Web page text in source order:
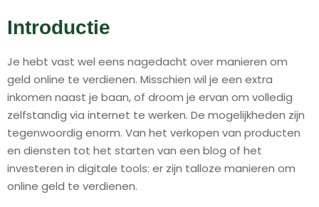
Introductie
Je hebt vast wel eens nagedacht over manieren om
geld online te verdienen. Misschien wil je een extra
inkomen naast je baan, of droom je ervan om volledig
zelfstandig via internet te werken. De mogelijkheden zijn
tegenwoordig enorm. Van het verkopen van producten
en diensten tot het starten van een blog of het
investeren in digitale tools: er zijn talloze manieren om
online geld te verdienen.